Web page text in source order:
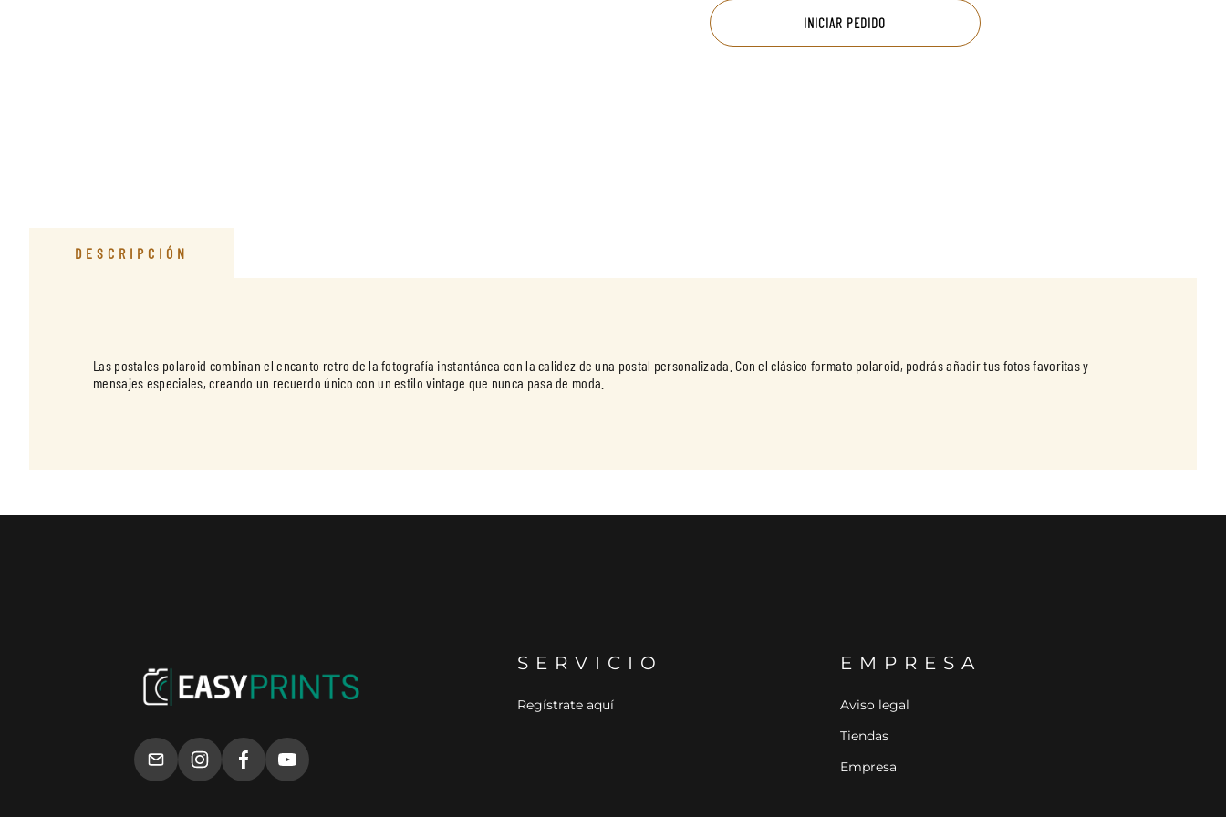
INICIAR PEDIDO
DESCRIPCIÓN
Las postales polaroid combinan el encanto retro de la fotografía instantánea con la calidez de una postal personalizada. Con el clásico formato polaroid, podrás añadir tus fotos favoritas y
mensajes especiales, creando un recuerdo único con un estilo vintage que nunca pasa de moda.
SERVICIO
Regístrate aquí
EMPRESA
Aviso legal
Tiendas
Empresa